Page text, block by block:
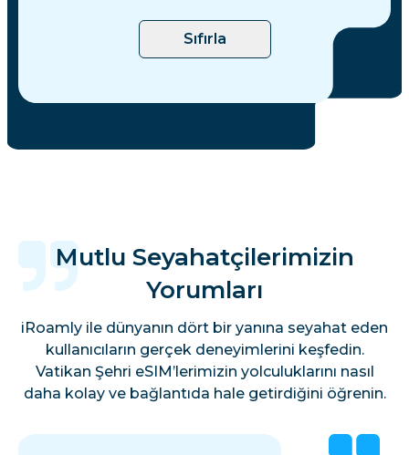
Sıfırla
Mutlu Seyahatçilerimizin
Yorumları
iRoamly ile dünyanın dört bir yanına seyahat eden
kullanıcıların gerçek deneyimlerini keşfedin.
Vatikan Şehri eSIM’lerimizin yolculuklarını nasıl
daha kolay ve bağlantıda hale getirdiğini öğrenin.